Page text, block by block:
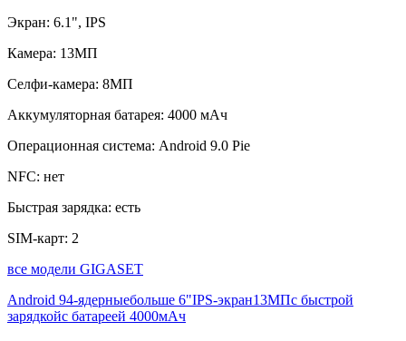
Экран: 6.1", IPS
Камера: 13МП
Селфи-камера: 8МП
Аккумуляторная батарея: 4000 мАч
Операционная система: Android 9.0 Pie
NFC: нет
Быстрая зарядка: есть
SIM-карт: 2
все модели GIGASET
Android 94-ядерныебольше 6"IPS-экран13МПс быстрой
зарядкойс батареей 4000мАч